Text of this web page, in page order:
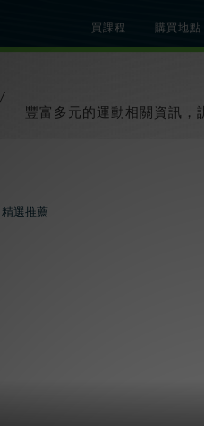
買課程 購買地點
豐富多元的運動相關資訊，
精選推薦